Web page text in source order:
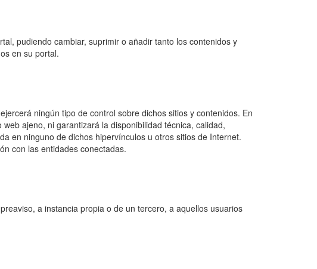
pudiendo cambiar, suprimir o añadir tanto los contenidos y
en su portal.
ningún tipo de control sobre dichos sitios y contenidos. En
ajeno, ni garantizará la disponibilidad técnica, calidad,
en ninguno de dichos hipervínculos u otros sitios de Internet.
con las entidades conectadas.
a instancia propia o de un tercero, a aquellos usuarios